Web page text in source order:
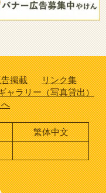
掲載
リンク集
ャラリー（写真貸出）
繁体中文